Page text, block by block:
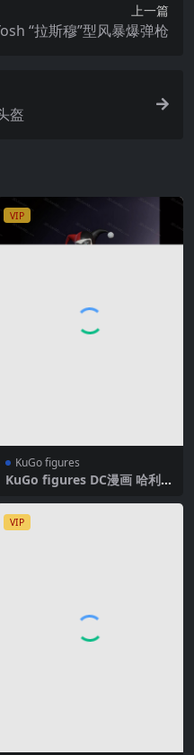
上一篇
“拉斯穆”型风暴爆弹枪
盔
VIP
KuGo figures
KuGo figures DC漫画 哈利·
VIP